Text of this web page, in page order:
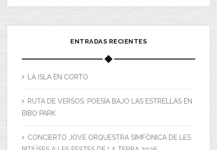
ENTRADAS RECIENTES
LA ISLA EN CORTO
RUTA DE VERSOS: POESÍA BAJO LAS ESTRELLAS EN
BIBO PARK
CONCIERTO JOVE ORQUESTRA SIMFÒNICA DE LES